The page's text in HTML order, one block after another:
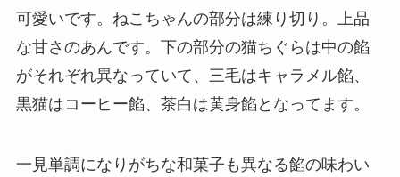
可愛いです。ねこちゃんの部分は練り切り。上品
な甘さのあんです。下の部分の猫ちぐらは中の餡
がそれぞれ異なっていて、三毛はキャラメル餡、
黒猫はコーヒー餡、茶白は黄身餡となってます。
一見単調になりがちな和菓子も異なる餡の味わい